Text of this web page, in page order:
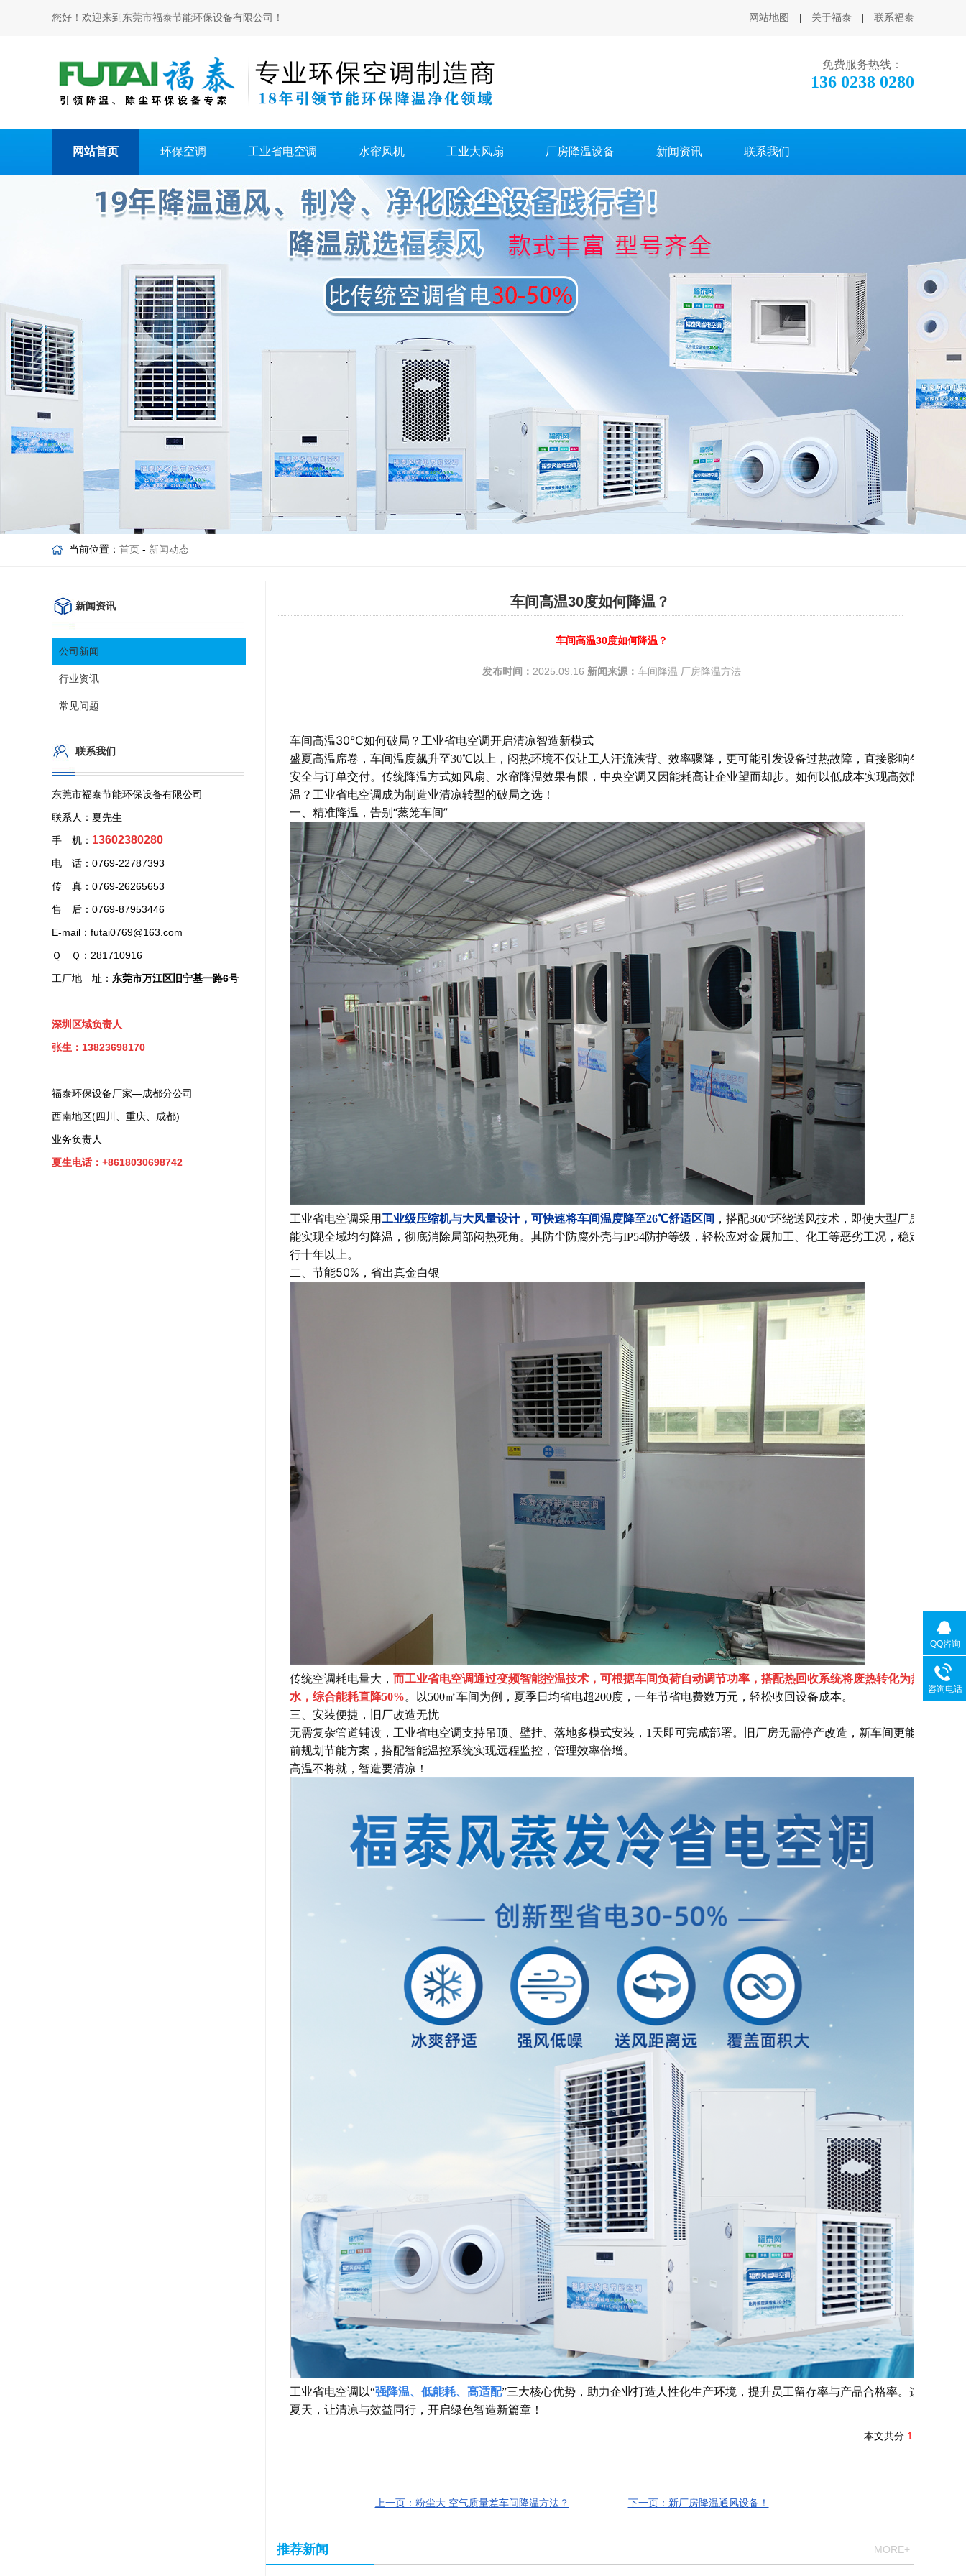
您好！欢迎来到东莞市福泰节能环保设备有限公司！ 网站地图 关于福泰 联系福泰
免费服务热线：
136 0238 0280
网站首页 环保空调 工业省电空调 水帘风机 工业大风扇 厂房降温设备 新闻资讯 联系我们
当前位置： 首页 - 新闻动态
车间高温30度如何降温？
车间高温30度如何降温？
发布时间： 2025.09.16 新闻来源： 车间降温 厂房降温方法
车间高温30℃如何破局？工业省电空调开启清凉智造新模式
盛夏高温席卷，车间温度飙升至30℃以上，闷热环境不仅让工人汗流浃背、效率骤降，更可能引发设备过热故障，直接影响生产
安全与订单交付。传统降温方式如风扇、水帘降温效果有限，中央空调又因能耗高让企业望而却步。如何以低成本实现高效降
温？ 工业省电空调成为制造业清凉转型的破局之选！
一、精准降温，告别“蒸笼车间”
工业省电空调采用工业级压缩机与大风量设计，可快速将车间温度降至26℃舒适区间 ，搭配360°环绕送风技术，即使大型厂房也
能实现全域均匀降温，彻底消除局部闷热死角。其防尘防腐外壳与IP54防护等级，轻松应对金属加工、化工等恶劣工况，稳定运
行十年以上。
二、节能50%，省出真金白银
传统空调耗电量大， 而工业省电空调通过变频智能控温技术，可根据车间负荷自动调节功率，搭配热回收系统将废热转化为热
水，综合能耗直降50%。以500㎡车间为例，夏季日均省电超200度，一年节省电费数万元，轻松收回设备成本。
三、安装便捷，旧厂改造无忧
无需复杂管道铺设，工业省电空调支持吊顶、壁挂、落地多模式安装，1天即可完成部署。旧厂房无需停产改造，新车间更能提
前规划节能方案，搭配智能温控系统实现远程监控，管理效率倍增。
高温不将就，智造要清凉！
工业省电空调以“强降温、低能耗、高适配”三大核心优势，助力企业打造人性化生产环境，提升员工留存率与产品合格率。这个
夏天，让清凉与效益同行，开启绿色智造新篇章！
本文共分 1
上一页：粉尘大 空气质量差车间降温方法？ 下一页：新厂房降温通风设备！
推荐新闻 MORE+
新闻资讯
公司新闻
行业资讯
常见问题
联系我们
东莞市福泰节能环保设备有限公司
联系人：夏先生
手 机： 13602380280
电 话：0769-22787393
传 真：0769-26265653
售 后：0769-87953446
E-mail：futai0769@163.com
Ｑ Ｑ：281710916
工厂地 址： 东莞市万江区旧宁基一路6号
深圳区域负责人
张生：13823698170
福泰环保设备厂家—成都分公司
西南地区(四川、重庆、成都)
业务负责人
夏生电话：+8618030698742
QQ咨询
咨询电话